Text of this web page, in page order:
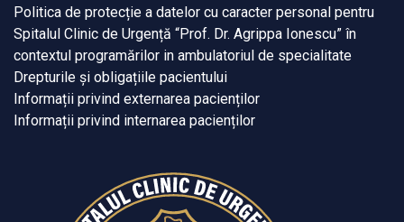
Politica de protecție a datelor cu caracter personal pentru
Spitalul Clinic de Urgență “Prof. Dr. Agrippa Ionescu” în
contextul programărilor in ambulatoriul de specialitate
Drepturile și obligațiile pacientului
Informații privind externarea pacienților
Informații privind internarea pacienților